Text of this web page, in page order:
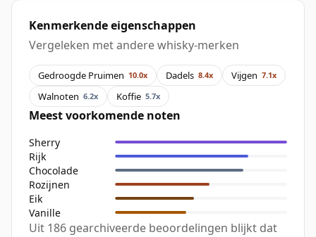
Kenmerkende eigenschappen
Vergeleken met andere whisky-merken
Gedroogde Pruimen 10.0x Dadels 8.4x Vijgen 7.1x
Walnoten 6.2x Koffie 5.7x
Meest voorkomende noten
Sherry
Rijk
Chocolade
Rozijnen
Eik
Vanille
Uit 186 gearchiveerde beoordelingen blijkt dat